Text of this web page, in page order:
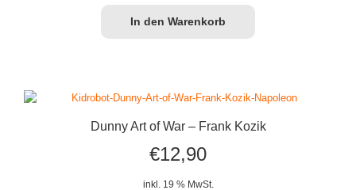
In den Warenkorb
Dunny Art of War – Frank Kozik
€12,90
inkl. 19 % MwSt.